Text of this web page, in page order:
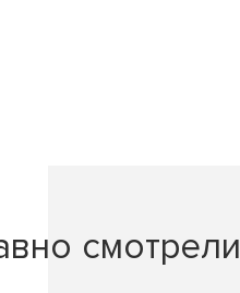
смотрели